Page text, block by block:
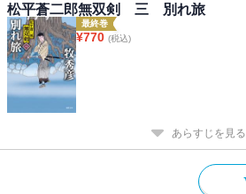
松平蒼二郎無双剣 三 別れ旅
最終巻
¥770 (税込)
あらすじを見る